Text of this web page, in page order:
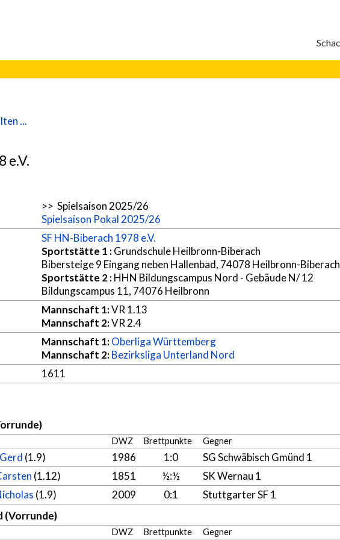
...
e.V.
>> Spielsaison 2025/26
Spielsaison Pokal 2025/26
SF HN-Biberach 1978 e.V.
Sportstätte 1 :Grundschule Heilbronn-Biberach
Bibersteige 9 Eingang neben Hallenbad, 74078 Heilbronn-Biberach
Sportstätte 2:HHN Bildungscampus Nord - Gebäude N/ 12
Bildungscampus 11, 74076 Heilbronn
Mannschaft 1:VR 1.13
Mannschaft 2:VR 2.4
Mannschaft 1:Oberliga Württemberg
Mannschaft 2:Bezirksliga Unterland Nord
1611
DWZ Brettpunkte Gegner
(1.9) 1986 1:0 SG Schwäbisch Gmünd 1
(1.12) 1851 ½:½ SK Wernau 1
(1.9) 2009 0:1 Stuttgarter SF 1
(Vorrunde)
DWZ Brettpunkte Gegner